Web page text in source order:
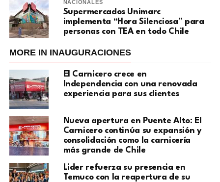
NACIONALES
Supermercados Unimarc
implementa “Hora Silenciosa” para
personas con TEA en todo Chile
MORE IN INAUGURACIONES
El Carnicero crece en
Independencia con una renovada
experiencia para sus clientes
Nueva apertura en Puente Alto: El
Carnicero continúa su expansión y
consolidación como la carnicería
más grande de Chile
Lider refuerza su presencia en
Temuco con la reapertura de su